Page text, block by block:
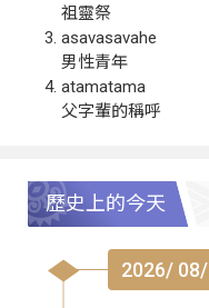
祖靈祭
asavasavahe
男性青年
atamatama
父字輩的稱呼
歷史上的今天
2026/